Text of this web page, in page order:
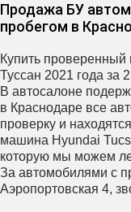
Продажа БУ
пробегом в
Купить
Туссан 2021 года за
В автосалоне
в Краснодаре все
проверку и
машина Hyundai
которую мы можем
За автомобилями с
Аэропортовская 4,